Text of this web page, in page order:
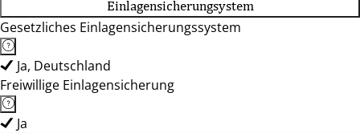
Einlagensicherungsystem
Gesetzliches Einlagensicherungssystem
Ja, Deutschland
Freiwillige Einlagensicherung
Ja